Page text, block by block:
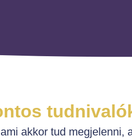
akkor tud megjelenni,